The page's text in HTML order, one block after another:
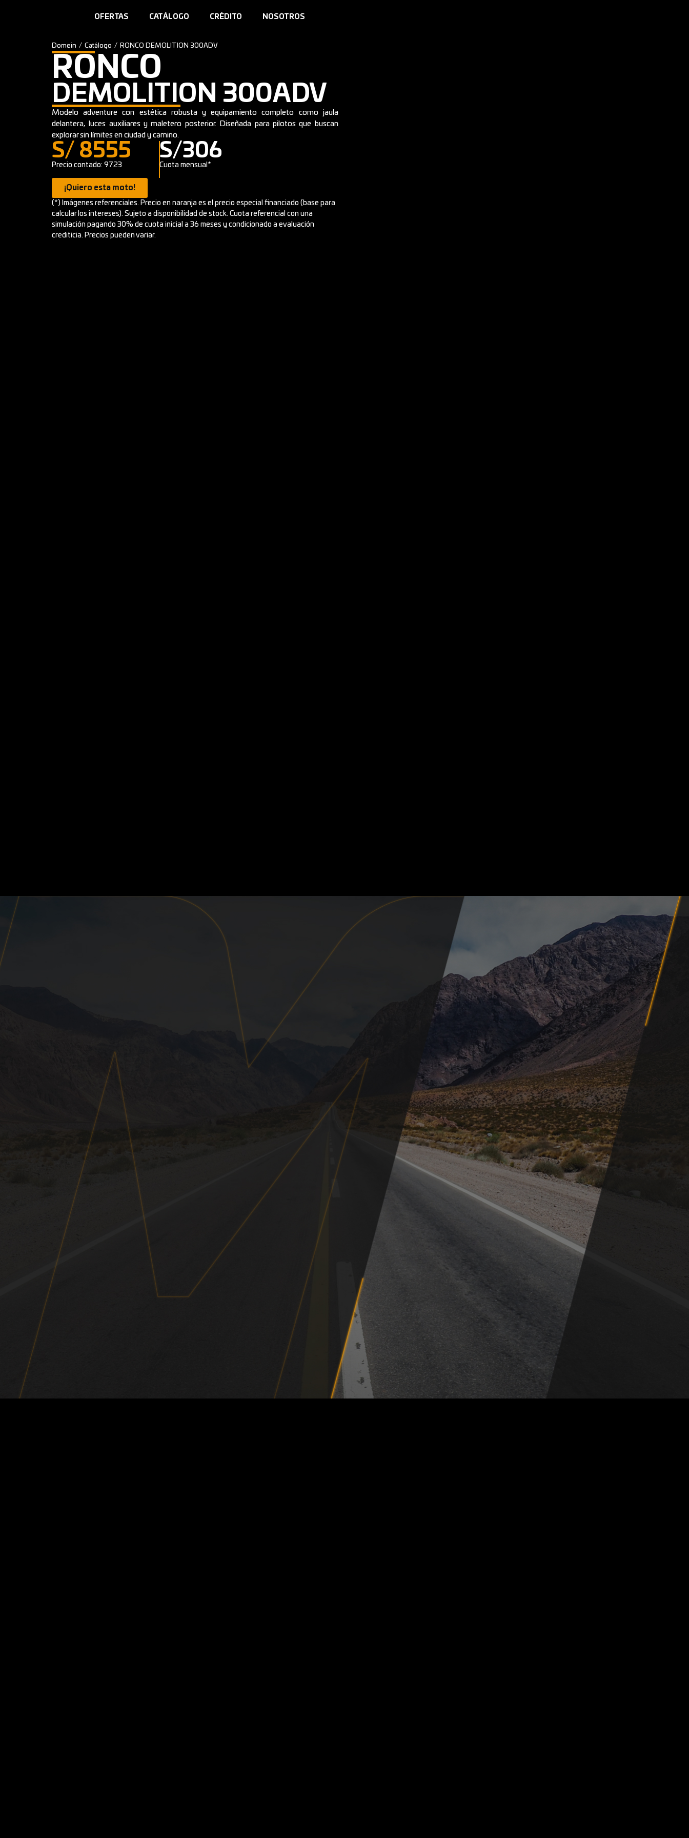
OFERTAS CATÁLOGO CRÉDITO NOSOTROS
Domein / Catálogo / RONCO DEMOLITION 300ADV
RONCO
DEMOLITION 300ADV
Modelo adventure con estética robusta y equipamiento completo como jaula
delantera, luces auxiliares y maletero posterior. Diseñada para pilotos que buscan
explorar sin límites en ciudad y camino.
S/ 8555
Precio contado: 9723
S/306
Cuota mensual*
¡Quiero esta moto!
(*) Imágenes referenciales. Precio en naranja es el precio especial financiado (base para
calcular los intereses). Sujeto a disponibilidad de stock. Cuota referencial con una
simulación pagando 30% de cuota inicial a 36 meses y condicionado a evaluación
crediticia. Precios pueden variar.